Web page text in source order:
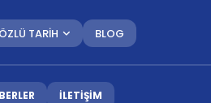
TARİH BLOG
İLETİŞİM